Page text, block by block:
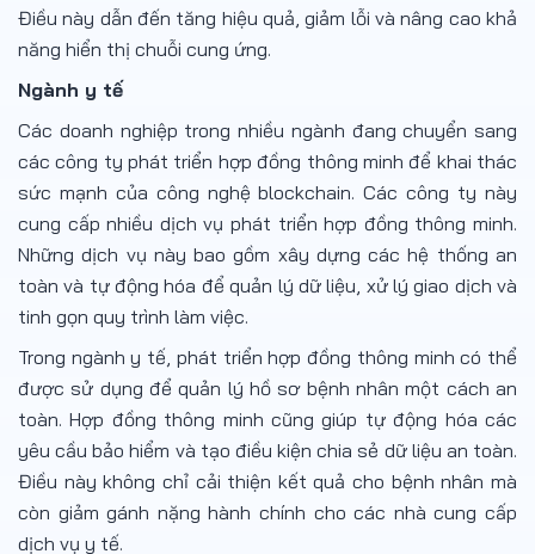
Điều này dẫn đến tăng hiệu quả, giảm lỗi và nâng cao khả
năng hiển thị chuỗi cung ứng.
Ngành y tế
Các doanh nghiệp trong nhiều ngành đang chuyển sang
các công ty phát triển hợp đồng thông minh để khai thác
sức mạnh của công nghệ blockchain. Các công ty này
cung cấp nhiều dịch vụ phát triển hợp đồng thông minh.
Những dịch vụ này bao gồm xây dựng các hệ thống an
toàn và tự động hóa để quản lý dữ liệu, xử lý giao dịch và
tinh gọn quy trình làm việc.
Trong ngành y tế, phát triển hợp đồng thông minh có thể
được sử dụng để quản lý hồ sơ bệnh nhân một cách an
toàn. Hợp đồng thông minh cũng giúp tự động hóa các
yêu cầu bảo hiểm và tạo điều kiện chia sẻ dữ liệu an toàn.
Điều này không chỉ cải thiện kết quả cho bệnh nhân mà
còn giảm gánh nặng hành chính cho các nhà cung cấp
dịch vụ y tế.